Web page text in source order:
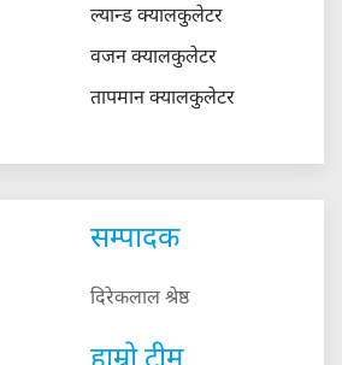
ल्यान्ड क्यालकुलेटर
वजन क्यालकुलेटर
तापमान क्यालकुलेटर
सम्पादक
दिरेकलाल श्रेष्ठ